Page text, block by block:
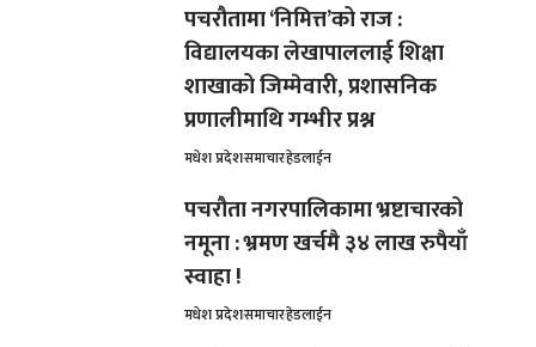
पचरौतामा ‘निमित्त’को राज :
विद्यालयका लेखापाललाई शिक्षा
शाखाको जिम्मेवारी, प्रशासनिक
प्रणालीमाथि गम्भीर प्रश्न
मधेश प्रदेशसमाचारहेडलाईन
पचरौता नगरपालिकामा भ्रष्टाचारको
नमूना : भ्रमण खर्चमै ३४ लाख रुपैयाँ
स्वाहा !
मधेश प्रदेशसमाचारहेडलाईन